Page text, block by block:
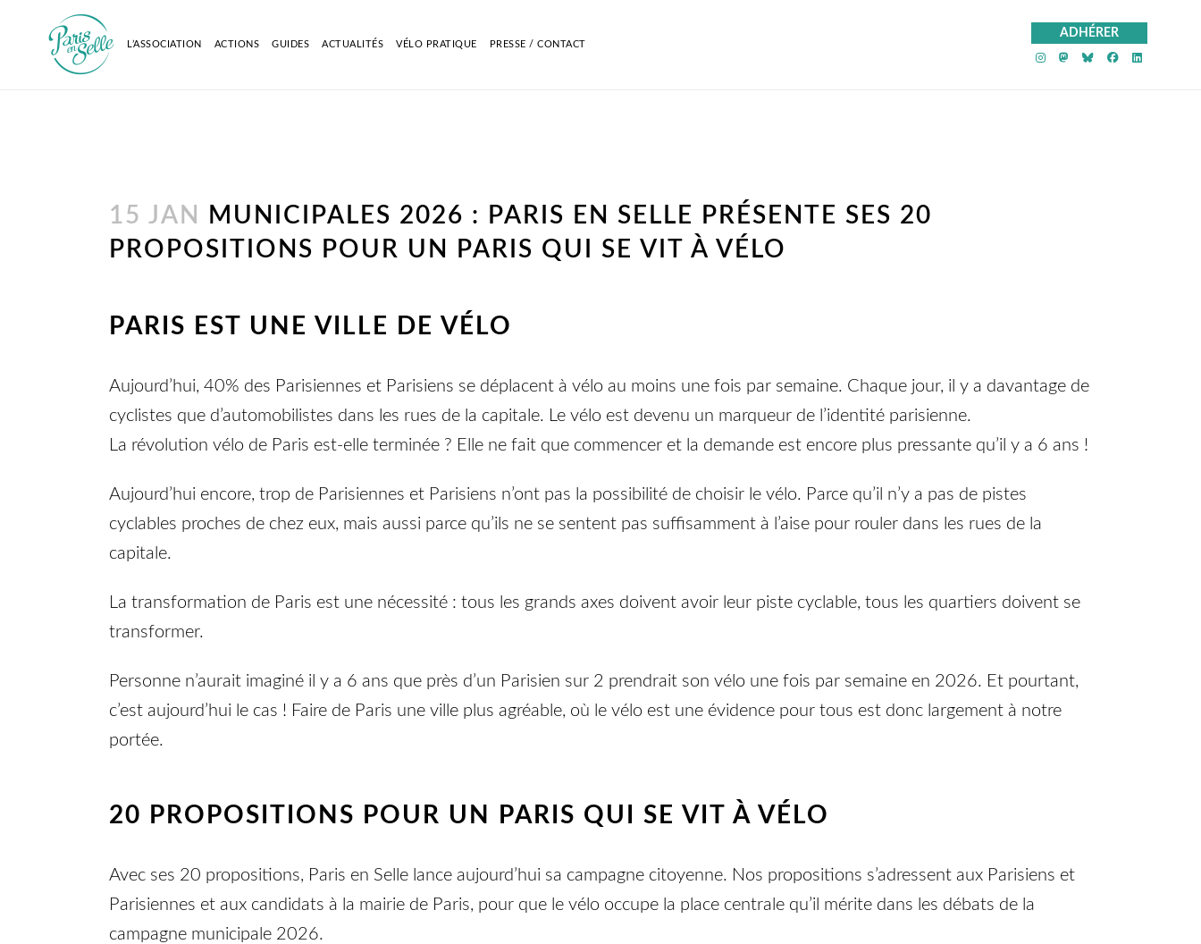
ADHÉRER
PeS sur Instagram
PeS sur
PeS sur
PeS sur
L’ASSOCIATION ACTIONS GUIDES ACTUALITÉS VÉLO PRATIQUE PRESSE / CONTACT
15 JAN
MUNICIPALES 2026 : PARIS EN SELLE PRÉSENTE SES 20
PROPOSITIONS POUR UN PARIS QUI SE VIT À VÉLO
PARIS EST UNE VILLE DE VÉLO
Aujourd’hui, 40% des Parisiennes et Parisiens se déplacent à vélo au moins une fois par semaine. Chaque jour, il y a davantage de
cyclistes que d’automobilistes dans les rues de la capitale. Le vélo est devenu un marqueur de l’identité parisienne.
La révolution vélo de Paris est-elle terminée ? Elle ne fait que commencer et la demande est encore plus pressante qu’il y a 6 ans !
Aujourd’hui encore, trop de Parisiennes et Parisiens n’ont pas la possibilité de choisir le vélo. Parce qu’il n’y a pas de pistes
cyclables proches de chez eux, mais aussi parce qu’ils ne se sentent pas suffisamment à l’aise pour rouler dans les rues de la
capitale.
La transformation de Paris est une nécessité : tous les grands axes doivent avoir leur piste cyclable, tous les quartiers doivent se
transformer.
Personne n’aurait imaginé il y a 6 ans que près d’un Parisien sur 2 prendrait son vélo une fois par semaine en 2026. Et pourtant,
c’est aujourd’hui le cas ! Faire de Paris une ville plus agréable, où le vélo est une évidence pour tous est donc largement à notre
portée.
20 PROPOSITIONS POUR UN PARIS QUI SE VIT À VÉLO
Avec ses 20 propositions, Paris en Selle lance aujourd’hui sa campagne citoyenne. Nos propositions s’adressent aux Parisiens et
Parisiennes et aux candidats à la mairie de Paris, pour que le vélo occupe la place centrale qu’il mérite dans les débats de la
campagne municipale 2026.